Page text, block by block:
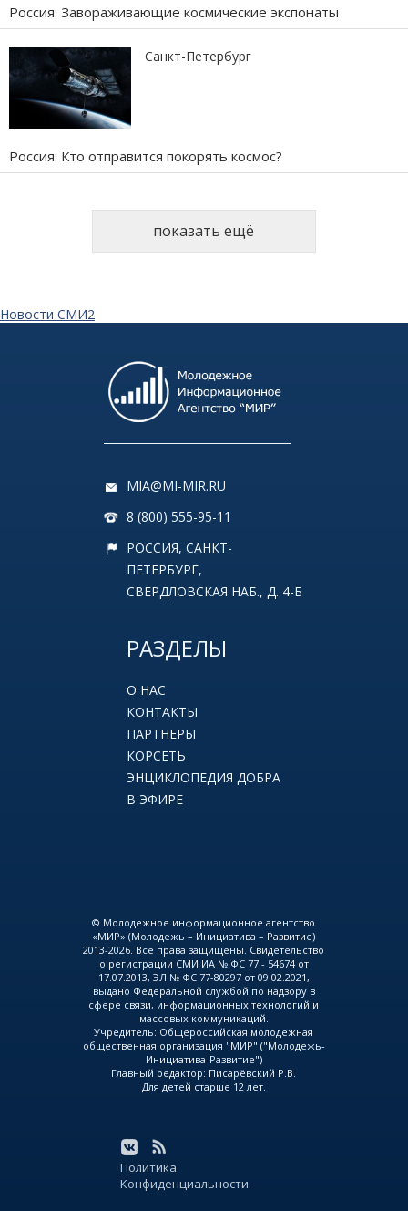
Россия: Завораживающие космические экспонаты
Санкт-Петербург
Россия: Кто отправится покорять космос?
показать ещё
Новости СМИ2
MIA@MI-MIR.RU
8 (800) 555-95-11
РОССИЯ, САНКТ-
ПЕТЕРБУРГ,
СВЕРДЛОВСКАЯ НАБ., Д. 4-Б
РАЗДЕЛЫ
О НАС
КОНТАКТЫ
ПАРТНЕРЫ
КОРСЕТЬ
ЭНЦИКЛОПЕДИЯ ДОБРА
В ЭФИРЕ
© Молодежное информационное агентство
«МИР» (Молодежь – Инициатива – Развитие)
2013-2026. Все права защищены. Свидетельство
о регистрации СМИ ИА № ФС 77 - 54674 от
17.07.2013, ЭЛ № ФС 77-80297 от 09.02.2021,
выдано Федеральной службой по надзору в
сфере связи, информационных технологий и
массовых коммуникаций.
Учредитель: Общероссийская молодежная
общественная организация "МИР" ("Молодежь-
Инициатива-Развитие")
Главный редактор: Писарёвский Р.В.
Для детей старше 12 лет.
Политика
Конфиденциальности.